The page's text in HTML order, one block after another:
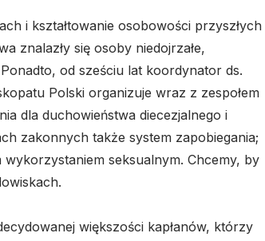
i kształtowanie osobowości przyszłych
znalazły się osoby niedojrzałe,
od sześciu lat koordynator ds.
Polski organizuje wraz z zespołem
dla duchowieństwa diecezjalnego i
zakonnych także system zapobiegania;
seksualnym. Chcemy, by
większości kapłanów, którzy